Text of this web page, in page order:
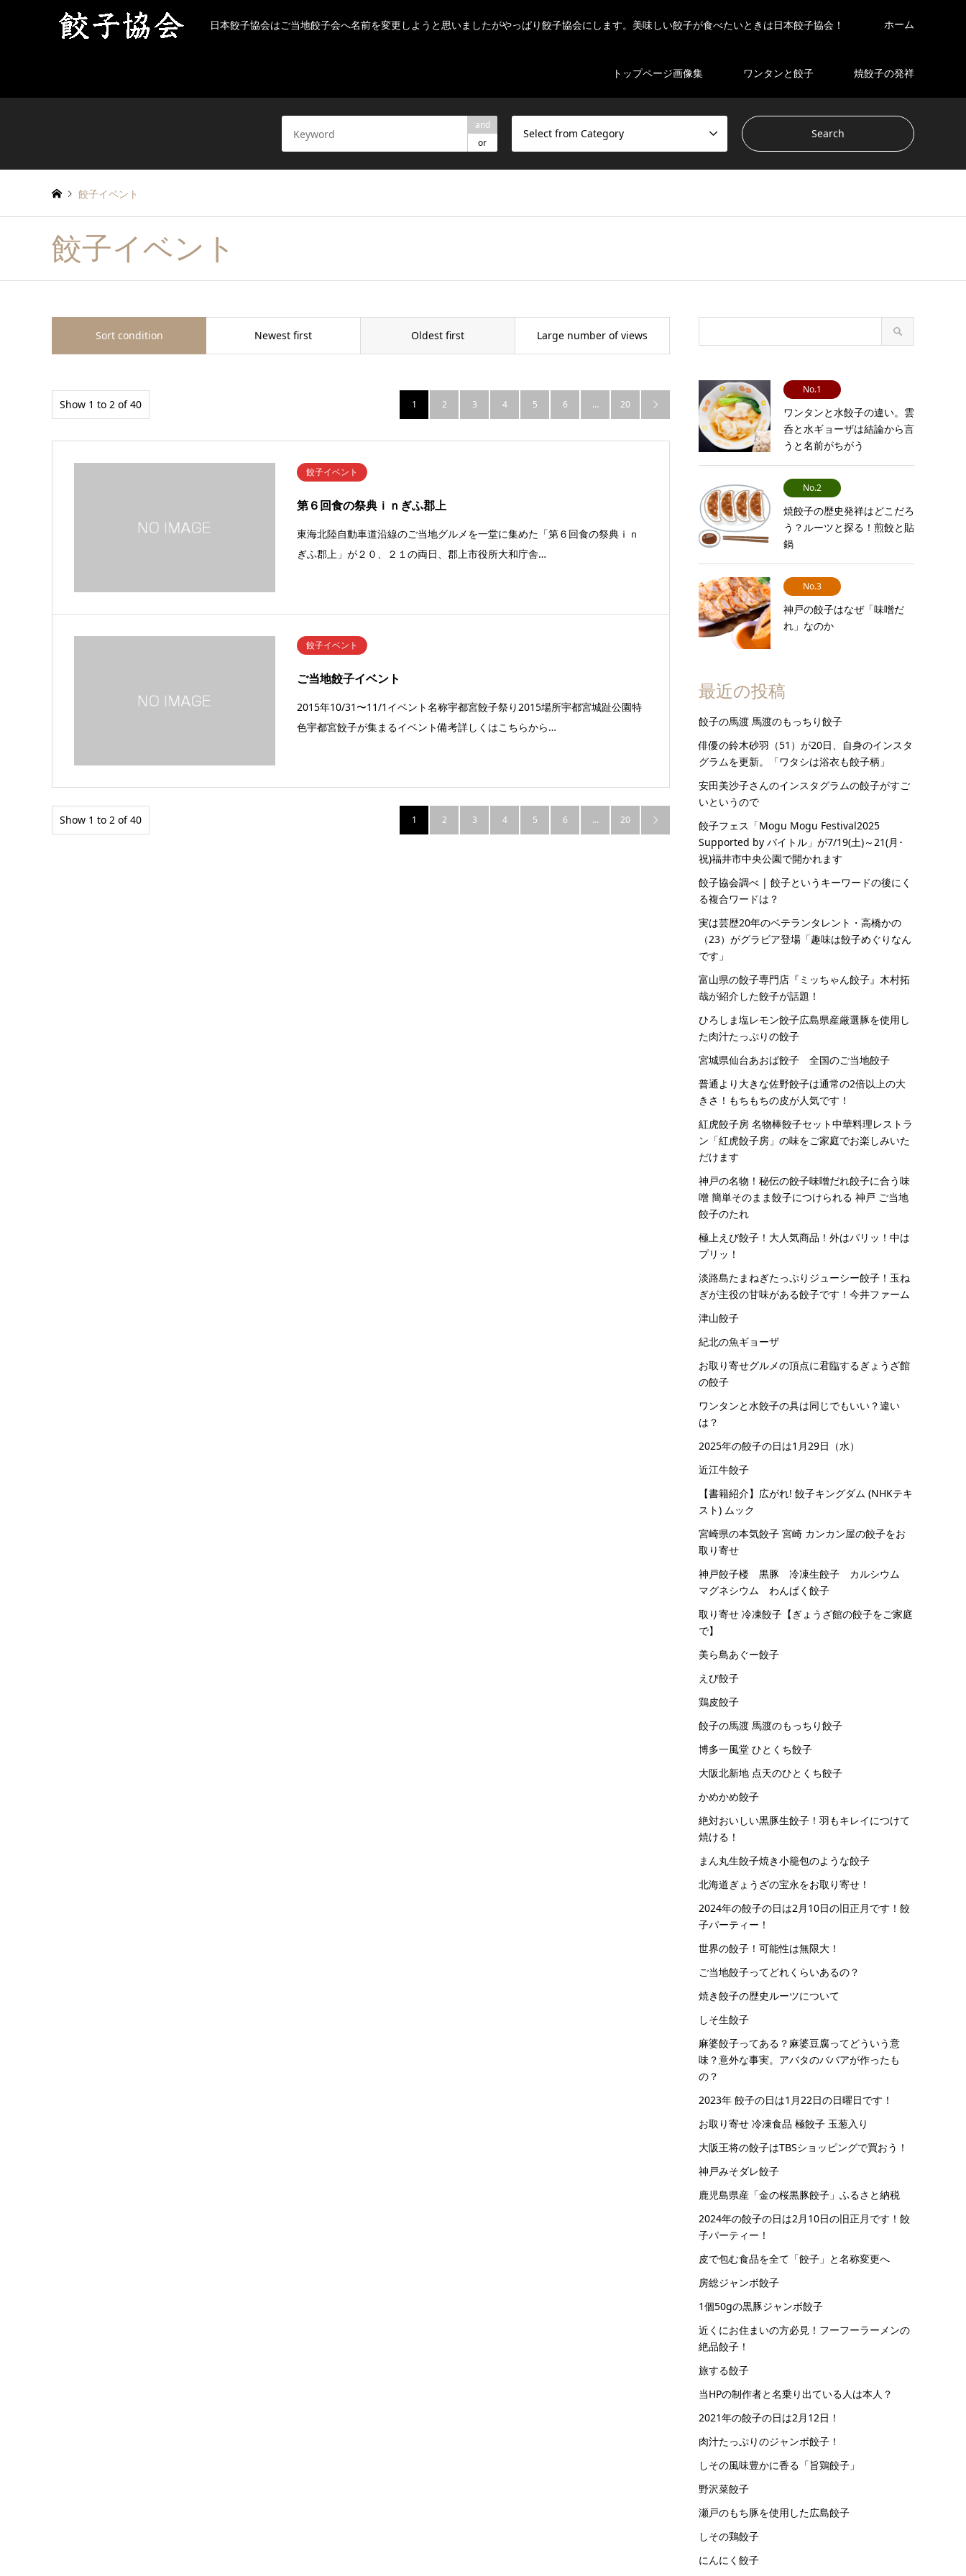
日本餃子協会はご当地餃子会へ名前を変更しようと思いましたがやっぱり餃子協会にします。美味しい餃子が食べたいときは日本餃子協会！ ホーム
トップページ画像集 ワンタンと餃子 焼餃子の発祥
and
or
Select from Category
餃子イベント
餃子イベント
Sort condition Newest first Oldest first Large number of views
Show 1 to 2 of 40 1 2 3 4 5 6 … 20 
餃子イベント
第６回食の祭典ｉｎぎふ郡上
東海北陸自動車道沿線のご当地グルメを一堂に集めた「第６回食の祭典ｉｎ
ぎふ郡上」が２０、２１の両日、郡上市役所大和庁舎…
餃子イベント
ご当地餃子イベント
2015年10/31〜11/1イベント名称宇都宮餃子祭り2015場所宇都宮城趾公園特
色宇都宮餃子が集まるイベント備考詳しくはこちらから…
Show 1 to 2 of 40 1 2 3 4 5 6 … 20 
No.1
ワンタンと水餃子の違い。雲
呑と水ギョーザは結論から言
うと名前がちがう
No.2
焼餃子の歴史発祥はどこだろ
う？ルーツと探る！煎餃と貼
鍋
No.3
神戸の餃子はなぜ「味噌だ
れ」なのか
最近の投稿
餃子の馬渡 馬渡のもっちり餃子
俳優の鈴木砂羽（51）が20日、自身のインスタ
グラムを更新。「ワタシは浴衣も餃子柄」
安田美沙子さんのインスタグラムの餃子がすご
いというので
餃子フェス「Mogu Mogu Festival2025
Supported by バイトル」が7/19(土)～21(月･
祝)福井市中央公園で開かれます
餃子協会調べ | 餃子というキーワードの後にく
る複合ワードは？
実は芸歴20年のベテランタレント・高橋かの
（23）がグラビア登場「趣味は餃子めぐりなん
です」
富山県の餃子専門店『ミッちゃん餃子』木村拓
哉が紹介した餃子が話題！
ひろしま塩レモン餃子広島県産厳選豚を使用し
た肉汁たっぷりの餃子
宮城県仙台あおば餃子 全国のご当地餃子
普通より大きな佐野餃子は通常の2倍以上の大
きさ！もちもちの皮が人気です！
紅虎餃子房 名物棒餃子セット中華料理レストラ
ン「紅虎餃子房」の味をご家庭でお楽しみいた
だけます
神戸の名物！秘伝の餃子味噌だれ餃子に合う味
噌 簡単そのまま餃子につけられる 神戸 ご当地
餃子のたれ
極上えび餃子！大人気商品！外はパリッ！中は
プリッ！
淡路島たまねぎたっぷりジューシー餃子！玉ね
ぎが主役の甘味がある餃子です！今井ファーム
津山餃子
紀北の魚ギョーザ
お取り寄せグルメの頂点に君臨するぎょうざ館
の餃子
ワンタンと水餃子の具は同じでもいい？違い
は？
2025年の餃子の日は1月29日（水）
近江牛餃子
【書籍紹介】広がれ! 餃子キングダム (NHKテキ
スト) ムック
宮崎県の本気餃子 宮崎 カンカン屋の餃子をお
取り寄せ
神戸餃子楼 黒豚 冷凍生餃子 カルシウム
マグネシウム わんぱく餃子
取り寄せ 冷凍餃子【ぎょうざ館の餃子をご家庭
で】
美ら島あぐー餃子
えび餃子
鶏皮餃子
餃子の馬渡 馬渡のもっちり餃子
博多一風堂 ひとくち餃子
大阪北新地 点天のひとくち餃子
かめかめ餃子
絶対おいしい黒豚生餃子！羽もキレイにつけて
焼ける！
まん丸生餃子焼き小籠包のような餃子
北海道ぎょうざの宝永をお取り寄せ！
2024年の餃子の日は2月10日の旧正月です！餃
子パーティー！
世界の餃子！可能性は無限大！
ご当地餃子ってどれくらいあるの？
焼き餃子の歴史ルーツについて
しそ生餃子
麻婆餃子ってある？麻婆豆腐ってどういう意
味？意外な事実。アバタのババアが作ったも
の？
2023年 餃子の日は1月22日の日曜日です！
お取り寄せ 冷凍食品 極餃子 玉葱入り
大阪王将の餃子はTBSショッピングで買おう！
神戸みそダレ餃子
鹿児島県産「金の桜黒豚餃子」ふるさと納税
2024年の餃子の日は2月10日の旧正月です！餃
子パーティー！
皮で包む食品を全て「餃子」と名称変更へ
房総ジャンボ餃子
1個50gの黒豚ジャンボ餃子
近くにお住まいの方必見！フーフーラーメンの
絶品餃子！
旅する餃子
当HPの制作者と名乗り出ている人は本人？
2021年の餃子の日は2月12日！
肉汁たっぷりのジャンボ餃子！
しその風味豊かに香る「旨鶏餃子」
野沢菜餃子
瀬戸のもち豚を使用した広島餃子
しその鶏餃子
にんにく餃子